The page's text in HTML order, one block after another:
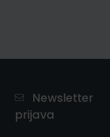
Newsletter
prijava